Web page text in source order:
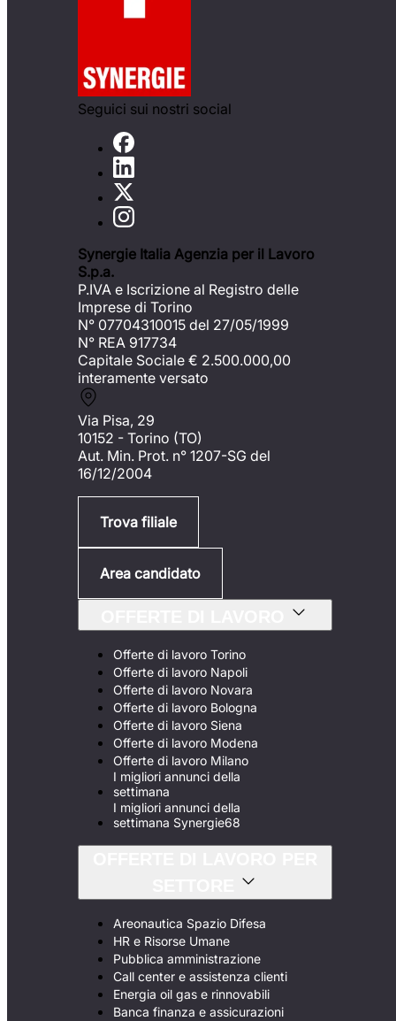
Seguici sui nostri social
Synergie Italia Agenzia per il Lavoro
S.p.a.
P.IVA e Iscrizione al Registro delle
Imprese di Torino
N° 07704310015 del 27/05/1999
N° REA 917734
Capitale Sociale € 2.500.000,00
interamente versato
Via Pisa, 29
10152 - Torino (TO)
Aut. Min. Prot. n° 1207-SG del
16/12/2004
Trova filiale
Area candidato
Offerte di lavoro Torino
Offerte di lavoro Napoli
Offerte di lavoro Novara
Offerte di lavoro Bologna
Offerte di lavoro Siena
Offerte di lavoro Modena
Offerte di lavoro Milano
I migliori annunci della
settimana
I migliori annunci della
settimana Synergie68
Areonautica Spazio Difesa
HR e Risorse Umane
Pubblica amministrazione
Call center e assistenza clienti
Energia oil gas e rinnovabili
Banca finanza e assicurazioni